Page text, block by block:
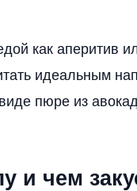
как аперитив
идеальным
пюре из
и чем